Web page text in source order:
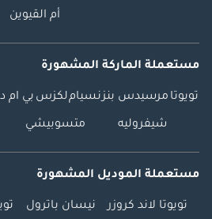
أم القيوين
مستعملة الماركة المشهورة
تويوتا مرسيدس بنزنسياملكزس بي ام
شيفروليه متسوبيشي
مستعملة الموديل المشهورة
تويوتا لاند كروزر نيسان باترول